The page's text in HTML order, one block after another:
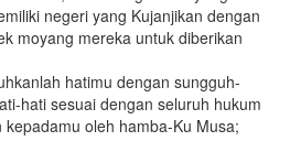
negeri yang Kujanjikan dengan
moyang mereka untuk diberikan
hatimu dengan sungguh-
hati sesuai dengan seluruh hukum
oleh hamba-Ku Musa;